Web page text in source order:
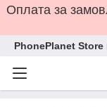
Оплата за
PhonePlanet